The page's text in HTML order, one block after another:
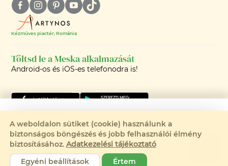
Csak 1 elérhető
Rendelhető:
8 500 Ft
Kézműves piactér, Románia
Töltsd le a Meska alkalmazását
Android-os és iOS-es telefonodra is!
©2008-2026 - MESKA.HU -
MINDEN JOG FENNTARTVA!
A weboldalon sütiket (cookie) használunk a
biztonságos böngészés és jobb felhasználói élmény
biztosításához. Adatkezelési tájékoztató
Egyéni beállítások
Értem